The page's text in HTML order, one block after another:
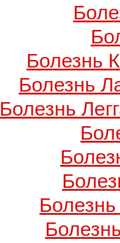
Болезнь
Болезнь
Болезнь